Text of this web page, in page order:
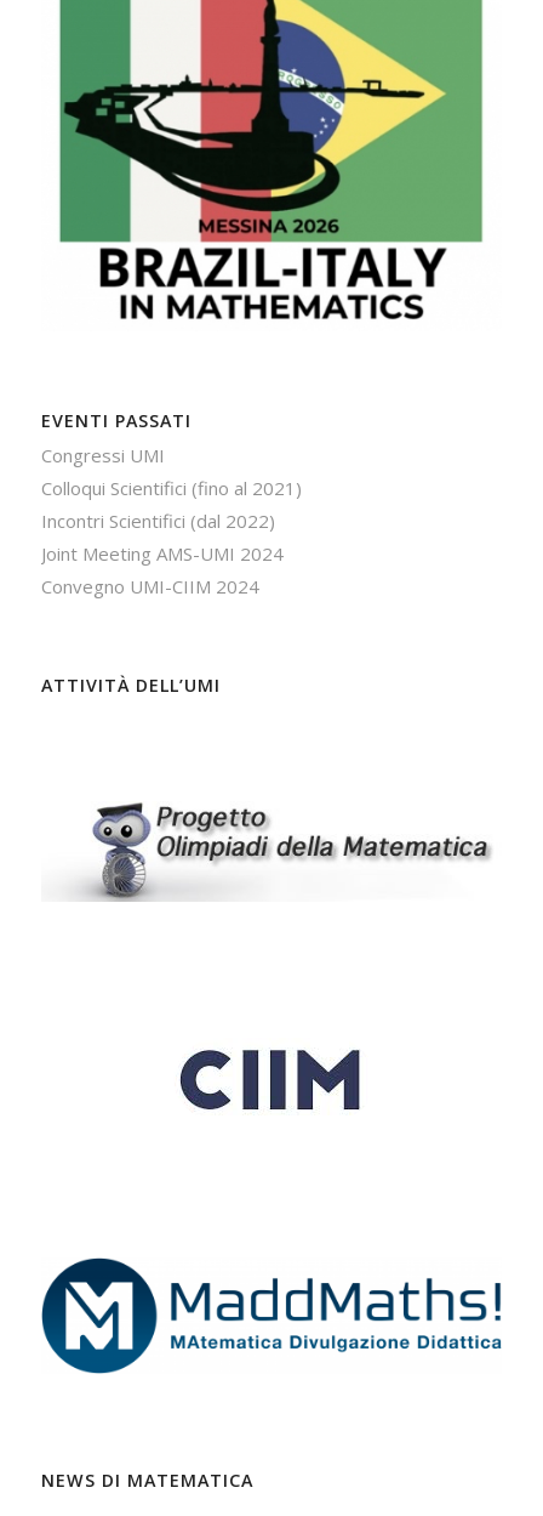
EVENTI PASSATI
Congressi UMI
Colloqui Scientifici (fino al 2021)
Incontri Scientifici (dal 2022)
Joint Meeting AMS-UMI 2024
Convegno UMI-CIIM 2024
ATTIVITÀ DELL’UMI
NEWS DI MATEMATICA